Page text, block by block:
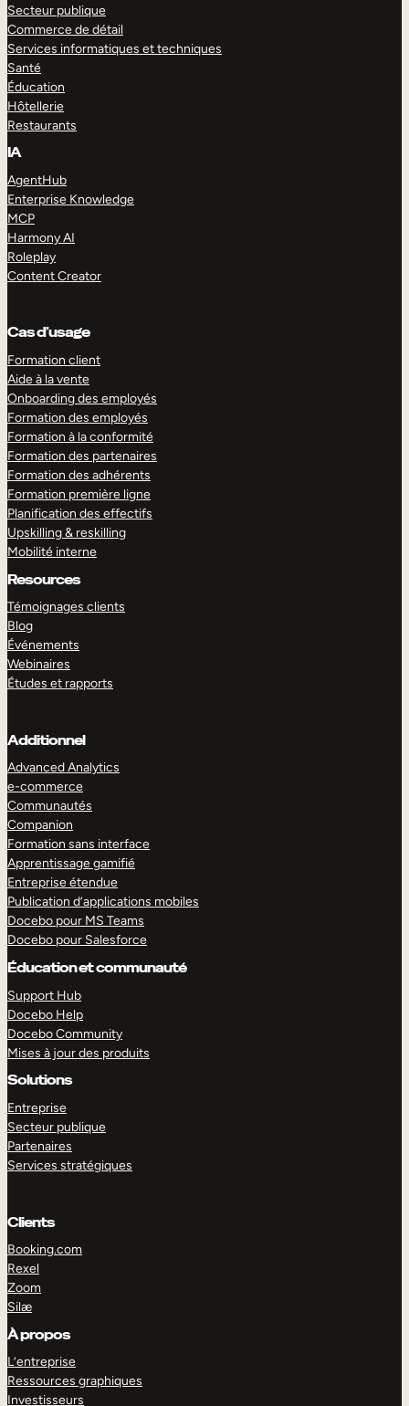
Secteur publique
Commerce de détail
Services informatiques et techniques
Santé
Éducation
Hôtellerie
Restaurants
IA
AgentHub
Enterprise Knowledge
MCP
Harmony AI
Roleplay
Content Creator
Cas d’usage
Formation client
Aide à la vente
Onboarding des employés
Formation des employés
Formation à la conformité
Formation des partenaires
Formation des adhérents
Formation première ligne
Planification des effectifs
Upskilling & reskilling
Mobilité interne
Resources
Témoignages clients
Blog
Événements
Webinaires
Études et rapports
Additionnel
Advanced Analytics
e-commerce
Communautés
Companion
Formation sans interface
Apprentissage gamifié
Entreprise étendue
Publication d’applications mobiles
Docebo pour MS Teams
Docebo pour Salesforce
Éducation et communauté
Support Hub
Docebo Help
Docebo Community
Mises à jour des produits
Solutions
Entreprise
Secteur publique
Partenaires
Services stratégiques
Clients
Booking.com
Rexel
Zoom
Silæ
À propos
L’entreprise
Ressources graphiques
Investisseurs